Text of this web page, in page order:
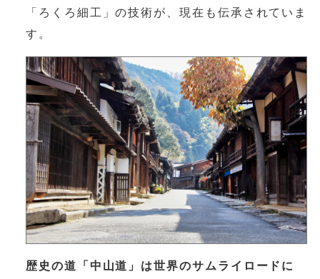
「ろくろ細工」の技術が、現在も伝承されていま
す。
歴史の道「中山道」は世界のサムライロードに